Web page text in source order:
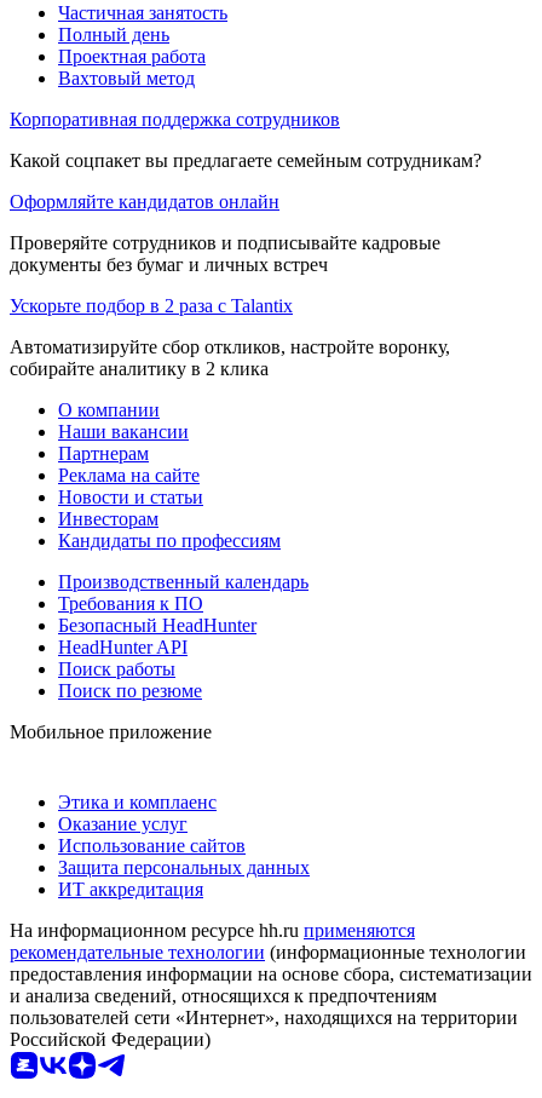
Частичная занятость
Полный день
Проектная работа
Вахтовый метод
Корпоративная поддержка сотрудников
Какой соцпакет вы предлагаете семейным сотрудникам?
Оформляйте кандидатов онлайн
Проверяйте сотрудников и подписывайте кадровые
документы без бумаг и личных встреч
Ускорьте подбор в 2 раза с Talantix
Автоматизируйте сбор откликов, настройте воронку,
собирайте аналитику в 2 клика
О компании
Наши вакансии
Партнерам
Реклама на сайте
Новости и статьи
Инвесторам
Кандидаты по профессиям
Производственный календарь
Требования к ПО
Безопасный HeadHunter
HeadHunter API
Поиск работы
Поиск по резюме
Мобильное приложение
Этика и комплаенс
Оказание услуг
Использование сайтов
Защита персональных данных
ИТ аккредитация
На информационном ресурсе hh.ru применяются
рекомендательные технологии (информационные технологии
предоставления информации на основе сбора, систематизации
и анализа сведений, относящихся к предпочтениям
пользователей сети «Интернет», находящихся на территории
Российской Федерации)